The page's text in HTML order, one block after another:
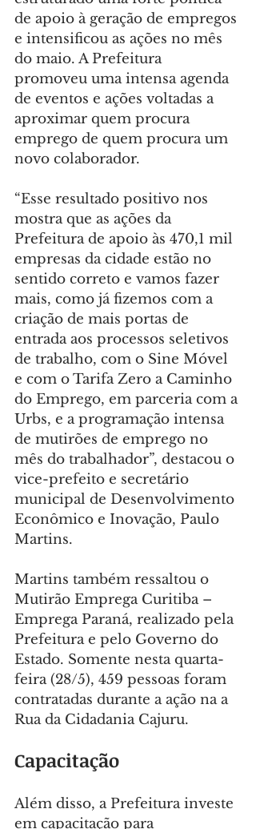
de apoio à geração de empregos
e intensificou as ações no mês
do maio. A Prefeitura
promoveu uma intensa agenda
de eventos e ações voltadas a
aproximar quem procura
emprego de quem procura um
novo colaborador.
“Esse resultado positivo nos
mostra que as ações da
Prefeitura de apoio às 470,1 mil
empresas da cidade estão no
sentido correto e vamos fazer
mais, como já fizemos com a
criação de mais portas de
entrada aos processos seletivos
de trabalho, com o Sine Móvel
e com o Tarifa Zero a Caminho
do Emprego, em parceria com a
Urbs, e a programação intensa
de mutirões de emprego no
mês do trabalhador”, destacou o
vice-prefeito e secretário
municipal de Desenvolvimento
Econômico e Inovação, Paulo
Martins.
Martins também ressaltou o
Mutirão Emprega Curitiba –
Emprega Paraná, realizado pela
Prefeitura e pelo Governo do
Estado. Somente nesta quarta-
feira (28/5), 459 pessoas foram
contratadas durante a ação na a
Rua da Cidadania Cajuru.
Capacitação
Além disso, a Prefeitura investe
em capacitação para